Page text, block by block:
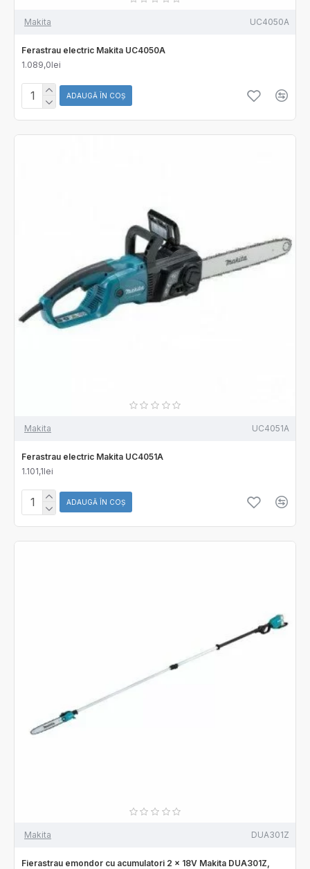
Makita UC4050A
Ferastrau electric Makita UC4050A
1.089,0lei
ADAUGĂ ÎN COŞ
Makita UC4051A
Ferastrau electric Makita UC4051A
1.101,1lei
ADAUGĂ ÎN COŞ
Makita DUA301Z
Fierastrau emondor cu acumulatori 2 x 18V Makita DUA301Z,